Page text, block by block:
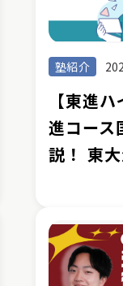
塾紹介
【東進
進コース
説！ 東